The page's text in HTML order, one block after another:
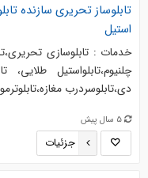
تابلوساز تحریری سازنده
استیل
خدمات : تابلوسازی
چلنیوم،تابلواستیل طلایی،
دی،تابلوسردرب
5 سال پیش
جزئیات